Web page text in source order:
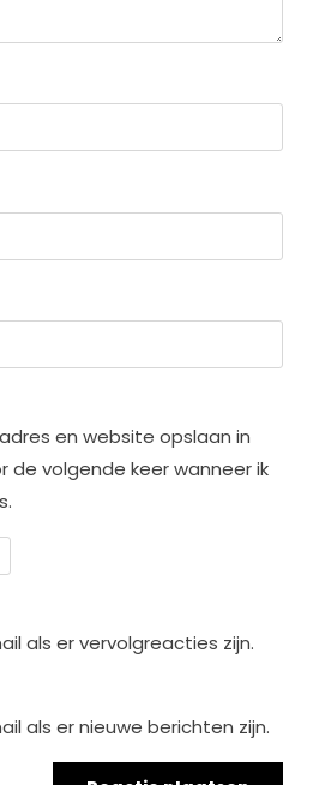
en website opslaan in
de volgende keer wanneer ik
als er vervolgreacties zijn.
als er nieuwe berichten zijn.